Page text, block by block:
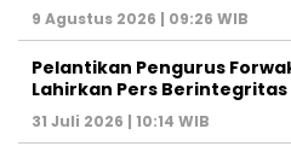
9 Agustus 2026 | 09:26 WIB
Pelantikan Pengurus
Lahirkan Pers Berintegritas
31 Juli 2026 | 10:14 WIB